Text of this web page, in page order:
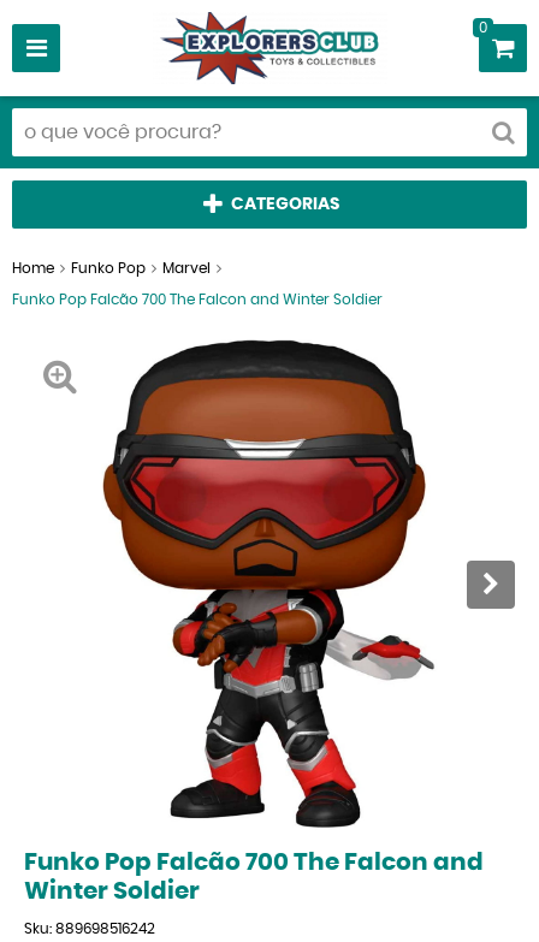
0
CATEGORIAS
Home Funko Pop Marvel
Funko Pop Falcão 700 The Falcon and Winter Soldier
Funko Pop Falcão 700 The Falcon and
Winter Soldier
Sku: 889698516242